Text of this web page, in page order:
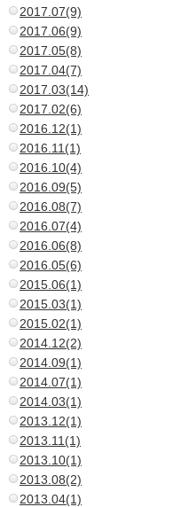
2017.07(9)
2017.06(9)
2017.05(8)
2017.04(7)
2017.03(14)
2017.02(6)
2016.12(1)
2016.11(1)
2016.10(4)
2016.09(5)
2016.08(7)
2016.07(4)
2016.06(8)
2016.05(6)
2015.06(1)
2015.03(1)
2015.02(1)
2014.12(2)
2014.09(1)
2014.07(1)
2014.03(1)
2013.12(1)
2013.11(1)
2013.10(1)
2013.08(2)
2013.04(1)